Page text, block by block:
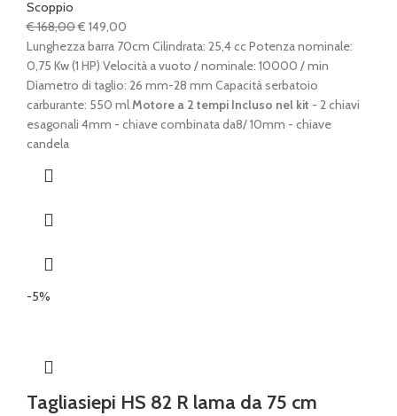
Scoppio
€168,00Il
prezzo
originale
era:
€ 168,00.
€ 149,00
prezzo
attuale
è:
€ 149,00.
Lunghezza barra 70cm Cilindrata: 25,4 cc Potenza nominale:
0,75 Kw (1 HP) Velocità a vuoto / nominale: 10000 / min
Diametro di taglio: 26 mm-28 mm Capacità serbatoio
carburante: 550 mlMotore a 2 tempi Incluso nel kit - 2 chiavi
esagonali 4mm - chiave combinata da8/ 10mm - chiave
candela
-5%
Tagliasiepi HS 82 R lama da 75 cm